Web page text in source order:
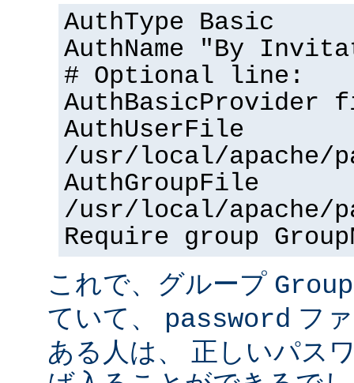
AuthType Basic
AuthName "By
# Optional line:
AuthBasicProvider
AuthUserFile
/usr/local/apache/
AuthGroupFile
/usr/local/apache/
Require group
これで、グループ
ていて、 password フ
ある人は、 正しいパス